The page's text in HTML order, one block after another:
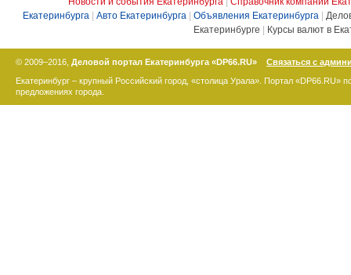
Екатеринбурга
Авто Екатеринбурга Объявления Екатеринбурга
Екатеринбурге
Курсы валют в
© 2009–2016, Деловой портал Екатеринбурга «DP66.RU»
Связаться с
Екатеринбург – крупный Российский город, «столица Урала». Портал «DP66.RU»
предложениях города.